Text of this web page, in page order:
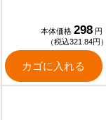
本体価格 298 円
（税込321.84円
カゴに入れる